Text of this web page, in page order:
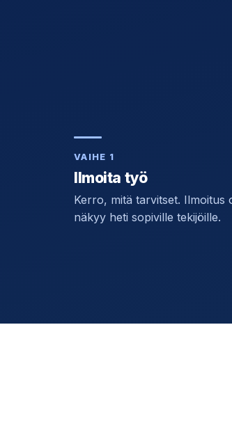
VAIHE 1
Ilmoita työ
Kerro, mitä tarvitset. Ilmoitus
näkyy heti sopiville tekijöille.